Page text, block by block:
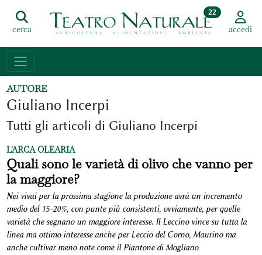
cerca
22
accedi
AUTORE
Giuliano Incerpi
Tutti gli articoli di Giuliano Incerpi
L'ARCA OLEARIA
Quali sono le varietà di olivo che vanno per
la maggiore?
Nei vivai per la prossima stagione la produzione avrà un incremento
medio del 15-20%, con punte più consistenti, ovviamente, per quelle
varietà che segnano un maggiore interesse. Il Leccino vince su tutta la
linea ma ottimo interesse anche per Leccio del Corno, Maurino ma
anche cultivar meno note come il Piantone di Mogliano